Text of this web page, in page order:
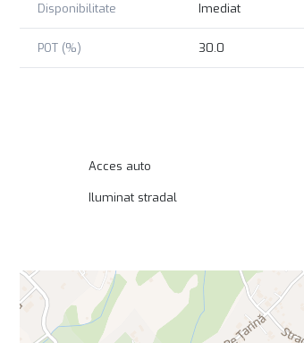
Disponibilitate Imediat
POT (%) 30.0
Acces auto
Iluminat stradal